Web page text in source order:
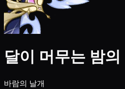
달이 머무는 밤의
바람의 날개